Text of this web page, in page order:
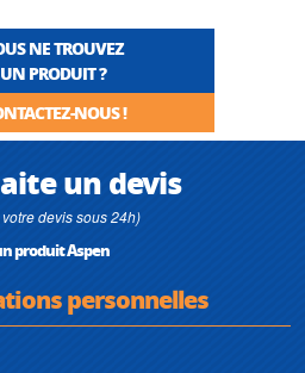
NE TROUVEZ
PRODUIT ?
NOUS !
un devis
devis sous 24h)
produit Aspen
personnelles